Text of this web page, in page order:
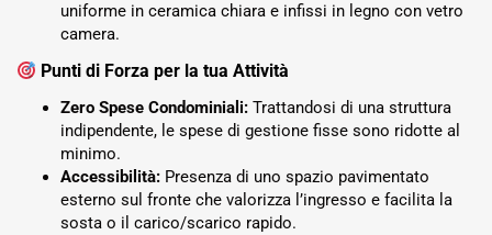
uniforme in ceramica chiara e infissi in legno con vetro
camera.
Punti di Forza per la tua Attività
Zero Spese Condominiali: Trattandosi di una struttura
indipendente, le spese di gestione fisse sono ridotte al
minimo.
Accessibilità: Presenza di uno spazio pavimentato
esterno sul fronte che valorizza l’ingresso e facilita la
sosta o il carico/scarico rapido.